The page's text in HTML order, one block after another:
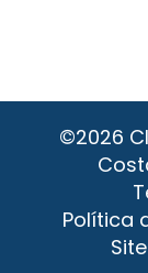
©2026
Política